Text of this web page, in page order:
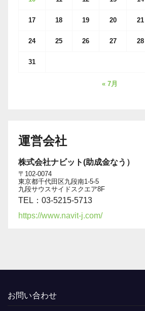
17 18 19 20 21
24 25 26 27 28
31
« 7月
運営会社
株式会社ナビット(助成金なう）
〒102-0074
東京都千代田区九段南1-5-5
九段サウスサイドスクエア8F
TEL：03-5215-5713
https://www.navit-j.com/
お問い合わせ